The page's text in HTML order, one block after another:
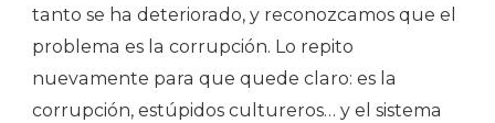
tanto se ha deteriorado, y reconozcamos que el
problema es la corrupción. Lo repito
nuevamente para que quede claro: es la
corrupción, estúpidos cultureros… y el sistema